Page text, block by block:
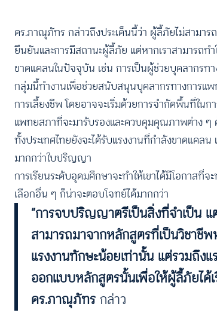
ดร.ภาณุภัทร กล่าวถึงประเด็นนี้ว่า ผู้ลี้ภัยไม่สามาร
ยืนยันและการมีสถานะผู้ลี้ภัย แต่หากเราสามารถท
ขาดแคลนในปัจจุบัน เช่น การเป็นผู้ช่วยบุคลากรท
กลุ่มนี้ทำงานเพื่อช่วยสนับสนุนบุคลากรทางการแพ
การเลี้ยงชีพ โดยอาจจะเริ่มด้วยการจำกัดพื้นที่ใน
แพทยสภาที่จะมารับรองและควบคุมคุณภาพต่าง ๆ
ทั้งประเทศไทยยังจะได้รับแรงงานที่กำลังขาดแคลน
มากกว่าใบปริญญา
การเรียนระดับอุดมศึกษาจะทำให้เขาได้มีโอกาสที่
เลือกอื่น ๆ ก็น่าจะตอบโจทย์ได้มากกว่า
“การจบปริญญาตรีเป็นสิ่งที่จำเป็น
สามารถมาจากหลักสูตรที่เป็นวิชาชี
แรงงานทักษะน้อยเท่านั้น แต่รวมถึง
ออกแบบหลักสูตรนั้นเพื่อให้ผู้ลี้ภัยได้
ดร.ภาณุภัทร กล่าว